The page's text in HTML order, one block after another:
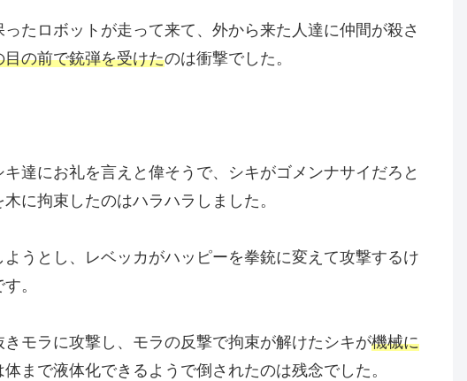
たロボットが走って来て、外から来た人達に仲間が殺さ
目の前で銃弾を受けたのは衝撃でした。
達にお礼を言えと偉そうで、シキがゴメンナサイだろと
に拘束したのはハラハラしました。
ようとし、レベッカがハッピーを拳銃に変えて攻撃するけ
。
モラに攻撃し、モラの反撃で拘束が解けたシキが機械に
まで液体化できるようで倒されたのは残念でした。